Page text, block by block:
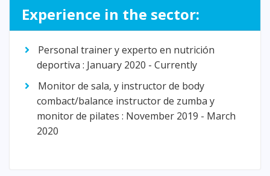
Experience in the sector:
Personal trainer y experto en nutrición
deportiva : January 2020 - Currently
Monitor de sala, y instructor de body
combact/balance instructor de zumba y
monitor de pilates : November 2019 - March
2020